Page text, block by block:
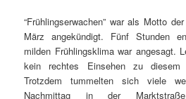
“Frühlingserwachen” war als Motto
März angekündigt. Fünf Stunden
milden Frühlingsklima war angesagt.
kein rechtes Einsehen zu diesem
Trotzdem tummelten sich viele
Nachmittag in der